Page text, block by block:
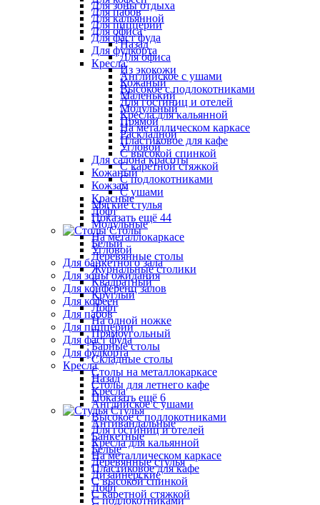
Для пабов
Для пиццерии
Для фаст фуда
Для фудкорта
Кресла
Английское с ушами
Высокое с подлокотниками
Для гостиниц и отелей
Кресла для кальянной
На металлическом каркасе
Пластиковое для кафе
С высокой спинкой
С каретной стяжкой
С подлокотниками
С ушами
Мягкие стулья
Показать ещё 44
Столы
Белый
Деревянные столы
Журнальные столики
Квадратный
Круглый
Лофт
На одной ножке
Прямоугольный
Барные столы
Складные столы
Столы на металлокаркасе
Столы для летнего кафе
Показать ещё 6
Стулья
Антивандальные
Банкетные
Белые
Деревянные стулья
Дизайнерские
Лофт
С подлокотниками
Для зоны отдыха
Для кальянной
Для офиса
Назад
Для офиса
Из экокожи
Кожаный
Маленький
Модульный
Прямой
Раскладной
Угловой
Для салона красоты
Кожаный
Кожзам
Красные
Лофт
Модульные
На металлокаркасе
Угловой
Для банкетного зала
Для зоны ожидания
Для конференц залов
Для кофеен
Для пабов
Для пиццерии
Для фаст фуда
Для фудкорта
Кресла
Назад
Кресла
Английское с ушами
Высокое с подлокотниками
Для гостиниц и отелей
Кресла для кальянной
На металлическом каркасе
Пластиковое для кафе
С высокой спинкой
С каретной стяжкой